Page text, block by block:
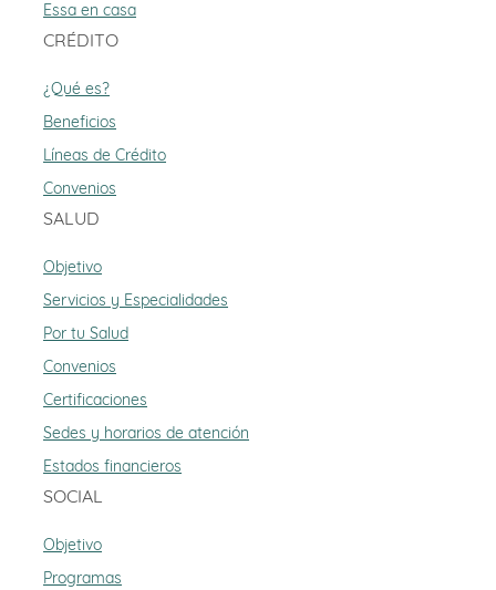
Essa en casa
CRÉDITO
¿Qué es?
Beneficios
Líneas de Crédito
Convenios
SALUD
Objetivo
Servicios y Especialidades
Por tu Salud
Convenios
Certificaciones
Sedes y horarios de atención
Estados financieros
SOCIAL
Objetivo
Programas